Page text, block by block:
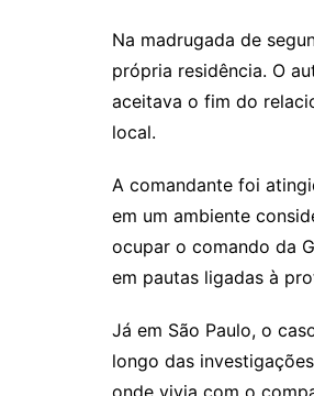
Na madrugada de
própria residência. O
aceitava o fim do
local.
A comandante foi
em um ambiente
ocupar o comando da
em pautas ligadas à
Já em São Paulo, o
longo das